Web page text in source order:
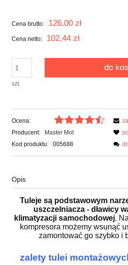
Cena nie zawiera ewentualnych
Cena brutto: 126,00 zł
Cena netto: 102,44 zł
szt.
do
Ocena:
Producent:
Master Mot
Kod produktu:
005688
Opis
Tuleje są podstawowym
uszczelniacza - dławicy
klimatyzacji samochodowej.
kompresora możemy wsunąć
zamontować go szybko i
zalety tulei